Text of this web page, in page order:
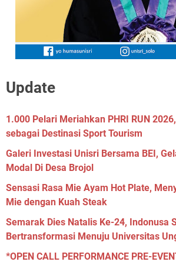
Update
1.000 Pelari Meriahkan PHRI RUN
sebagai Destinasi Sport Tourism
Galeri Investasi Unisri Bersama BEI,
Modal Di Desa Brojol
Sensasi Rasa Mie Ayam Hot Plate,
Mie dengan Kuah Steak
Semarak Dies Natalis Ke-24, Indonusa
Bertransformasi Menuju Universitas
*OPEN CALL PERFORMANCE PRE-